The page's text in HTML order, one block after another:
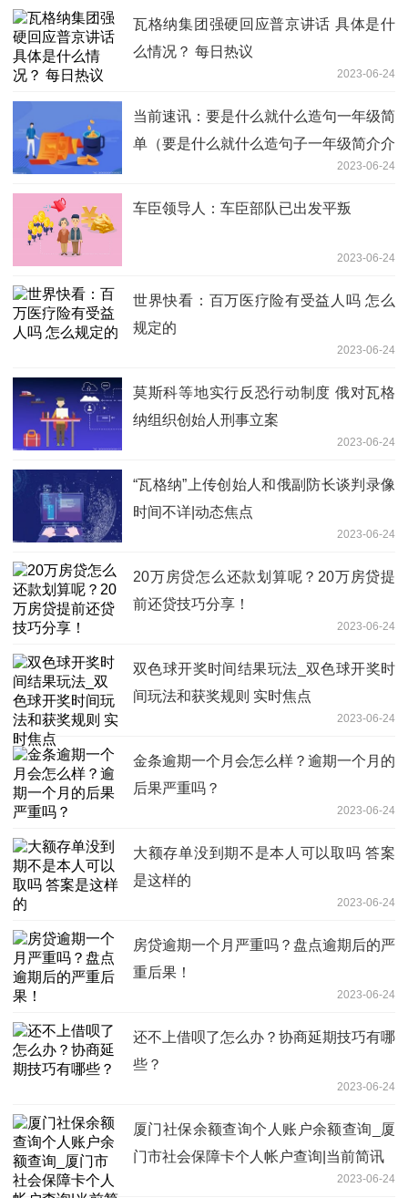
瓦格纳集团强硬回应普京讲话 具体是什
么情况？ 每日热议
2023-06-24
当前速讯：要是什么就什么造句一年级简
单（要是什么就什么造句子一年级简介介
2023-06-24
车臣领导人：车臣部队已出发平叛
2023-06-24
世界快看：百万医疗险有受益人吗 怎么
规定的
2023-06-24
莫斯科等地实行反恐行动制度 俄对瓦格
纳组织创始人刑事立案
2023-06-24
“瓦格纳”上传创始人和俄副防长谈判录像
时间不详|动态焦点
2023-06-24
20万房贷怎么还款划算呢？20万房贷提
前还贷技巧分享！
2023-06-24
双色球开奖时间结果玩法_双色球开奖时
间玩法和获奖规则 实时焦点
2023-06-24
金条逾期一个月会怎么样？逾期一个月的
后果严重吗？
2023-06-24
大额存单没到期不是本人可以取吗 答案
是这样的
2023-06-24
房贷逾期一个月严重吗？盘点逾期后的严
重后果！
2023-06-24
还不上借呗了怎么办？协商延期技巧有哪
些？
2023-06-24
厦门社保余额查询个人账户余额查询_厦
门市社会保障卡个人帐户查询|当前简讯
2023-06-24